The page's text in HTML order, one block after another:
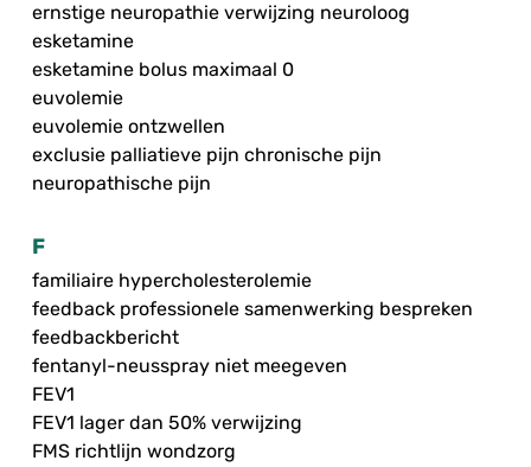
ernstige neuropathie verwijzing neuroloog
esketamine
esketamine bolus maximaal 0
euvolemie
euvolemie ontzwellen
exclusie palliatieve pijn chronische pijn
neuropathische pijn
F
familiaire hypercholesterolemie
feedback professionele samenwerking bespreken
feedbackbericht
fentanyl-neusspray niet meegeven
FEV1
FEV1 lager dan 50% verwijzing
FMS richtlijn wondzorg